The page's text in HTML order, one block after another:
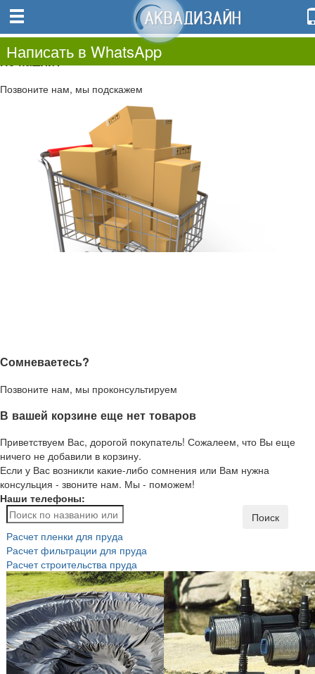
0.00
0
Не нашли?
Позвоните нам, мы подскажем
Сомневаетесь?
Позвоните нам, мы проконсультируем
В вашей корзине еще нет товаров
Приветствуем Вас, дорогой покупатель! Сожалеем, что Вы еще
ничего не добавили в корзину.
Если у Вас возникли какие-либо сомнения или Вам нужна
консульция - звоните нам. Мы - поможем!
Наши телефоны:
Написать в WhatsApp
Поиск
Расчет пленки для пруда
Расчет фильтрации для пруда
Расчет строительства пруда